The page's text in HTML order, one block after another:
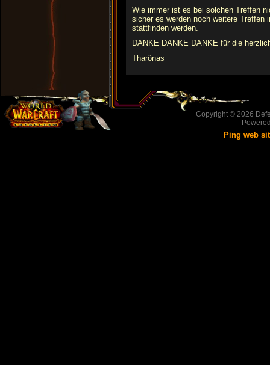
Wie immer ist es bei solchen Treffen
sicher es werden noch weitere Treffen
stattfinden werden.
DANKE DANKE DANKE für die
Tharônas
Copyright © 2026
Ping web